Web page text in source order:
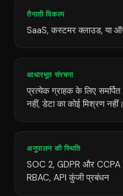
तैनाती विकल्प
SaaS, कस्टमर क्लाउड, या
आधारभूत संरचना
प्रत्येक ग्राहक के लिए समर्पित
नहीं, डेटा का कोई मिश्रण नहीं।
अनुपालन की स्थिति
SOC 2, GDPR और
RBAC, API कुंजी प्रबंधन